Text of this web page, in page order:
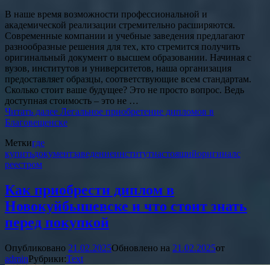
В наше время возможности профессиональной и
академической реализации стремительно расширяются.
Современные компании и учебные заведения предлагают
разнообразные решения для тех, кто стремится получить
оригинальный документ о высшем образовании. Начиная с
вузов, институтов и университетов, наша организация
предоставляет образцы, соответствующие всем стандартам.
Сколько стоит ваше будущее? Это не просто вопрос. Ведь
доступная стоимость – это не …
Читать далее Легальное приобретение дипломов в
Благовещенске
Меткигде
купитьдокументзаведениеинститутнастоящийоригиналс
реестром
Как приобрести диплом в
Новокуйбышевске и что стоит знать
перед покупкой
Опубликовано 21.02.2025Обновлено на 21.02.2025от
adminРубрики:Text